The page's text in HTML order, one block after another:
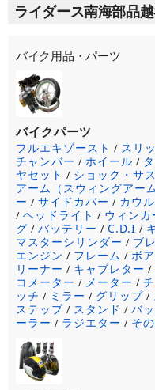
ライダース南海部品
バイク用品・パーツ
バイクパーツ
フルエキゾースト / スリ
チャンバー / ホイール /
ヤセット / ショック・サス
アーム（スウィングアーム
ー / サイドカバー / カウル
/ ヘッドライト / ウィンカ
グ / バッテリー / C.D.I /
マスターシリンダー / ブ
エンジン / フレーム / ボ
リーナー / キャブレター /
コメーター / メーター /
ッチ / ミラー / グリップ /
ステップ / スタンド / バ
ーラー / ラジエター / そ